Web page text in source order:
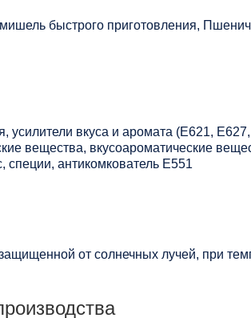
быстрого приготовления,
усилители вкуса и аромата (Е621,
вещества, вкусоароматические
специи, антикомкователь Е551
от солнечных лучей, при